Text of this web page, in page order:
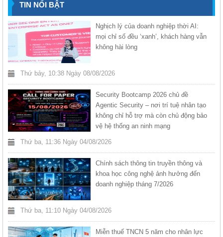
TIN NỔI BẬT
Nghịch lý của doanh nghiệp thời AI:
mọi chỉ số đều ‘xanh’, khách hàng vẫn
không hài lòng
Thứ bảy, 10:38 Ngày 08/08/2026
Security Bootcamp 2026 chủ đề
Agentic Security – nơi trí tuệ nhân tạo
không chỉ hỗ trợ mà còn chủ động bảo
vệ hệ thống an ninh mạng
Thứ ba, 11:36 Ngày 04/08/2026
Chính sách thông tin truyền thông và
khoa học công nghệ ảnh hưởng đến
doanh nghiệp tháng 7/2026
Thứ ba, 11:10 Ngày 04/08/2026
Miễn thuế TNCN 5 năm cho nhân lực